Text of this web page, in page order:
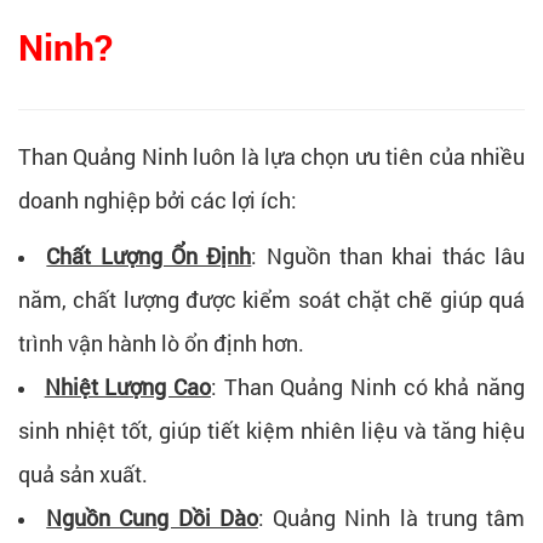
Ninh?
Than Quảng Ninh luôn là lựa chọn ưu tiên của nhiều
doanh nghiệp bởi các lợi ích:
Chất Lượng Ổn Định: Nguồn than khai thác lâu
năm, chất lượng được kiểm soát chặt chẽ giúp quá
trình vận hành lò ổn định hơn.
Nhiệt Lượng Cao: Than Quảng Ninh có khả năng
sinh nhiệt tốt, giúp tiết kiệm nhiên liệu và tăng hiệu
quả sản xuất.
Nguồn Cung Dồi Dào: Quảng Ninh là trung tâm